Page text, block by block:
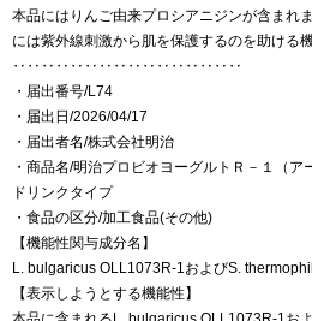
本品にはりんご由来プロシアニジンが含まれ
には紫外線刺激から肌を保護するのを助ける
‥‥‥‥‥‥‥‥‥‥‥‥‥‥‥‥
・届出番号/L74
・届出日/2026/04/17
・届出者名/株式会社明治
・商品名/明治プロビオヨーグルトＲ－１（
ドリンクタイプ
・食品の区分/加工食品(その他)
【機能性関与成分名】
L. bulgaricus OLL1073R-1およびS.
【表示しようとする機能性】